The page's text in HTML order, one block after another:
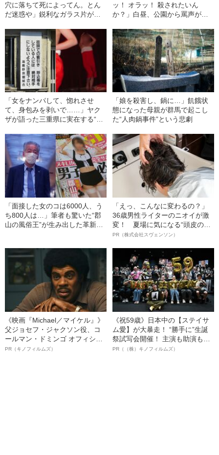
穴に落ちて死によってん。とん
だ迷惑や」鋭利なガラス片が無
円”現場の楽しみとは？
ッ！ オラッ！ 殺されたいん
か？」白昼、公園から罵声が聞
泊まってみると……
「女をナンパして、惚れさせ
て、身包みを剥いで……」ヤク
ザが語った三重県に実在する“ヤ
「娘を殺害し、鍋に…」飢餓状
態になった母親が群馬で起こし
た“人肉鍋事件”という悲劇
「面接した女のコは6000人、う
ち800人は…」筆者も驚いた“郡
山の風俗王”が生み出した革新的
「えっ、こんなに変わるの？」
36歳男性ライターのニオイが激
変！ 夏場に気になる“頭皮のニ
オイ”や“ベタつき”を解消す
ト”が生み出した徹底ケアとは
PR（株式会社スヴェンソン）
《映画『Michael／マイケル』》
父ジョセフ・ジャクソン役、コ
ールマン・ドミンゴ オフィシャ
ルインタビュー“観客を魅了した
PR（キノフィルムズ）
《祝59歳》日本中の【ステイサ
ム愛】が大暴走！ “勝手に”生誕
祭試写会開催！ 主演も助演も全
部ステイサム！「ステサミー
PR（（株）キノフィルムズ）